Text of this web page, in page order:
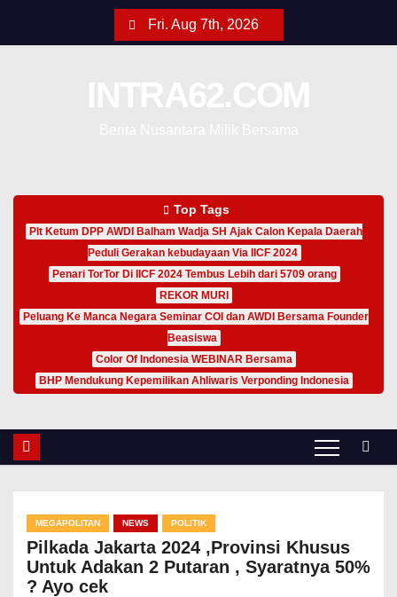
Fri. Aug 7th, 2026
Top Tags
Plt Ketum DPP AWDI Balham Wadja SH Ajak Calon Kepala Daerah
Peduli Gerakan kebudayaan Via IICF 2024
Penari TorTor Di IICF 2024 Tembus Lebih dari 5709 orang
REKOR MURI
Peluang Ke Manca Negara Seminar COI dan AWDI Bersama Founder
Beasiswa
Color Of Indonesia WEBINAR Bersama
BHP Mendukung Kepemilikan Ahliwaris Verponding Indonesia
MEGAPOLITAN NEWS POLITIK
Pilkada Jakarta 2024 ,Provinsi Khusus
Untuk Adakan 2 Putaran , Syaratnya 50%
? Ayo cek